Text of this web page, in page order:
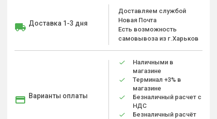
Доставка 1-3 дня
Доставляем службой
Новая Почта
Есть возможность
самовывоза из г.Харьков
Варианты оплаты
Наличными в
магазине
Терминал +3% в
магазине
Безналичный расчет с
НДС
Безналичный расчёт